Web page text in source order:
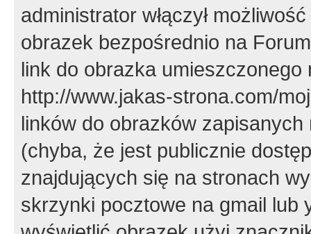
administrator włączył
obrazek bezpośrednio na
link do obrazka
http://www.jakas-strona.com/
linków do obrazków
(chyba, że jest publicznie
znajdujących się na stronach
skrzynki pocztowe na gmail lub